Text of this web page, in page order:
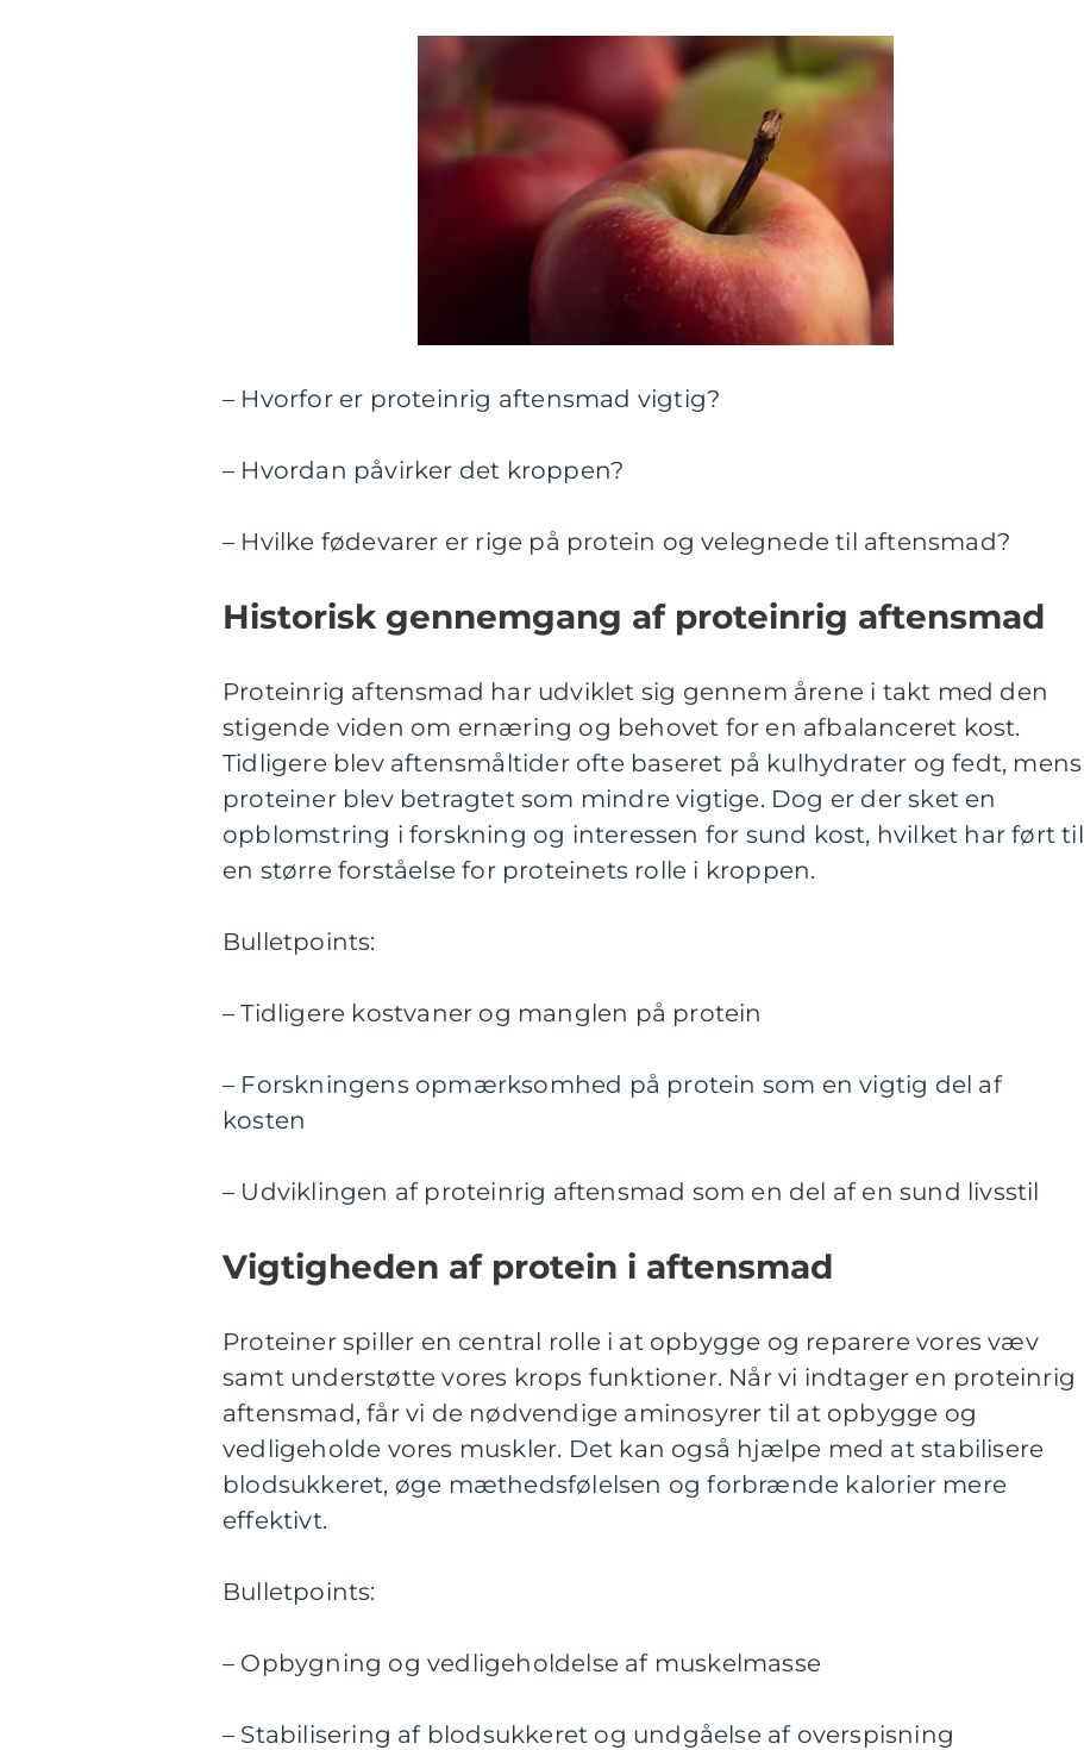
– Hvorfor er proteinrig aftensmad vigtig?
– Hvordan påvirker det kroppen?
– Hvilke fødevarer er rige på protein og velegnede til aftensmad?
Historisk gennemgang af proteinrig aftensmad
Proteinrig aftensmad har udviklet sig gennem årene i takt med den
stigende viden om ernæring og behovet for en afbalanceret kost.
Tidligere blev aftensmåltider ofte baseret på kulhydrater og fedt, mens
proteiner blev betragtet som mindre vigtige. Dog er der sket en
opblomstring i forskning og interessen for sund kost, hvilket har ført til
en større forståelse for proteinets rolle i kroppen.
Bulletpoints:
– Tidligere kostvaner og manglen på protein
– Forskningens opmærksomhed på protein som en vigtig del af
kosten
– Udviklingen af proteinrig aftensmad som en del af en sund livsstil
Vigtigheden af protein i aftensmad
Proteiner spiller en central rolle i at opbygge og reparere vores væv
samt understøtte vores krops funktioner. Når vi indtager en proteinrig
aftensmad, får vi de nødvendige aminosyrer til at opbygge og
vedligeholde vores muskler. Det kan også hjælpe med at stabilisere
blodsukkeret, øge mæthedsfølelsen og forbrænde kalorier mere
effektivt.
Bulletpoints:
– Opbygning og vedligeholdelse af muskelmasse
– Stabilisering af blodsukkeret og undgåelse af overspisning